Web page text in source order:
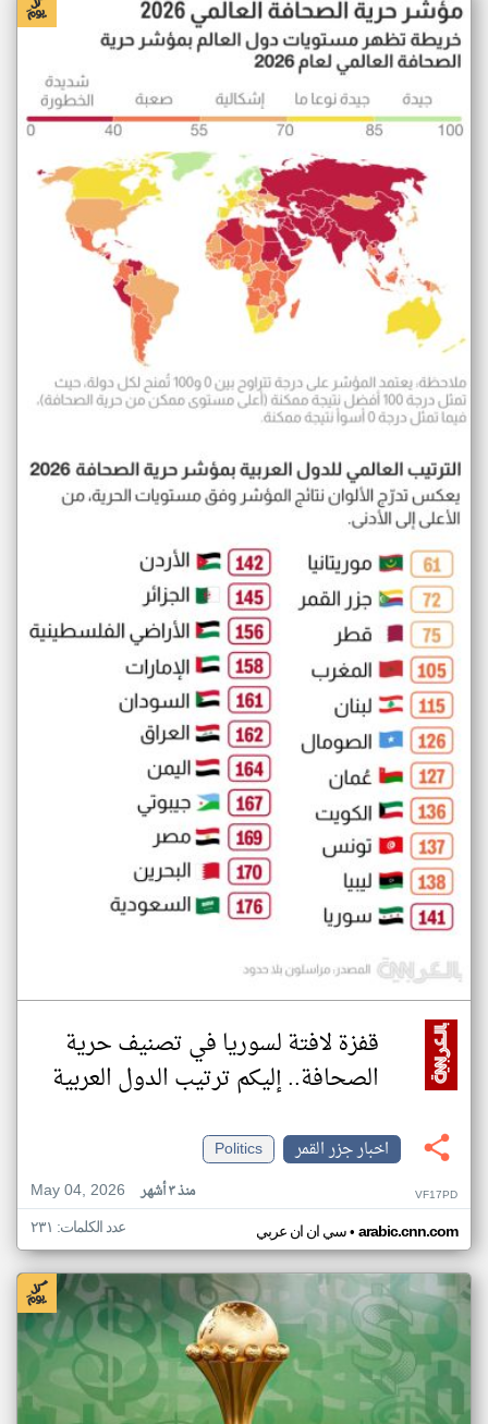
قفزة لافتة لسوريا في تصنيف حرية
الصحافة.. إليكم ترتيب الدول العربية
اخبار جزر القمر
Politics
May 04, 2026
منذ ٣ أشهر VF17PD
سي ان ان عربي• arabic.cnn.com عدد الكلمات: ٢٣١